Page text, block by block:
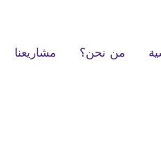
من نحن؟ مشاريعنا